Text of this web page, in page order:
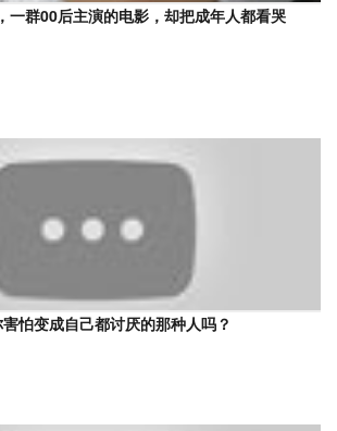
一群00后主演的电影，却把成年人都看哭
害怕变成自己都讨厌的那种人吗？